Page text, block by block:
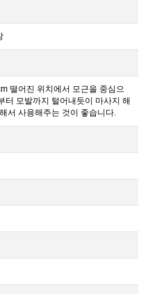
떨어진 위치에서 모근을 중심으
터 모발까지 털어내듯이 마사지 해
서 사용해주는 것이 좋습니다.